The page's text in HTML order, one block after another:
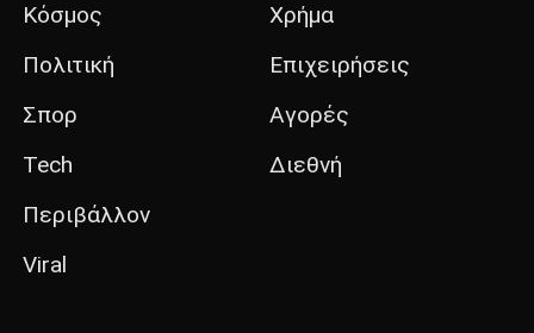
Κόσμος
Πολιτική
Σπορ
Tech
Περιβάλλον
Viral
Χρήμα
Επιχειρήσεις
Αγορές
Διεθνή